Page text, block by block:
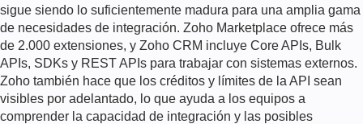
sigue siendo lo suficientemente madura para una amplia gama
de necesidades de integración. Zoho Marketplace ofrece más
de 2.000 extensiones, y Zoho CRM incluye Core APIs, Bulk
APIs, SDKs y REST APIs para trabajar con sistemas externos.
Zoho también hace que los créditos y límites de la API sean
visibles por adelantado, lo que ayuda a los equipos a
comprender la capacidad de integración y las posibles